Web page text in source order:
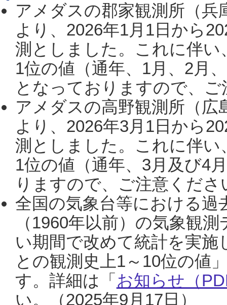
アメダスの郡家観測所（
より、2026年1月1日から
測としました。これに伴い
1位の値（通年、1月、2月
となっておりますので、
アメダスの高野観測所（
より、2026年3月1日から
測としました。これに伴い
1位の値（通年、3月及び4
りますので、ご注意くだ
全国の気象台等における過
（1960年以前）の気象観
い期間で改めて統計を実
との観測史上1～10位の値
す。詳細は「 お知らせ（
い。（2025年9月17日）